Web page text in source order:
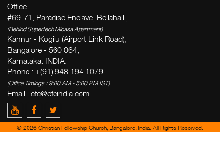
Office
#69-71, Paradise Enclave, Bellahalli,
(Behind Supertech Micasa Apartment)
Kannur - Kogilu (Airport Link Road),
Bangalore - 560 064,
Karnataka, INDIA.
Phone : +(91) 948 194 1079
(Office Timings : 9:00 AM - 5:00 PM IST)
Email : cfc@cfcindia.com
© 2026 Christian Fellowship Church, Bangalore, India. All Rights Reserved.